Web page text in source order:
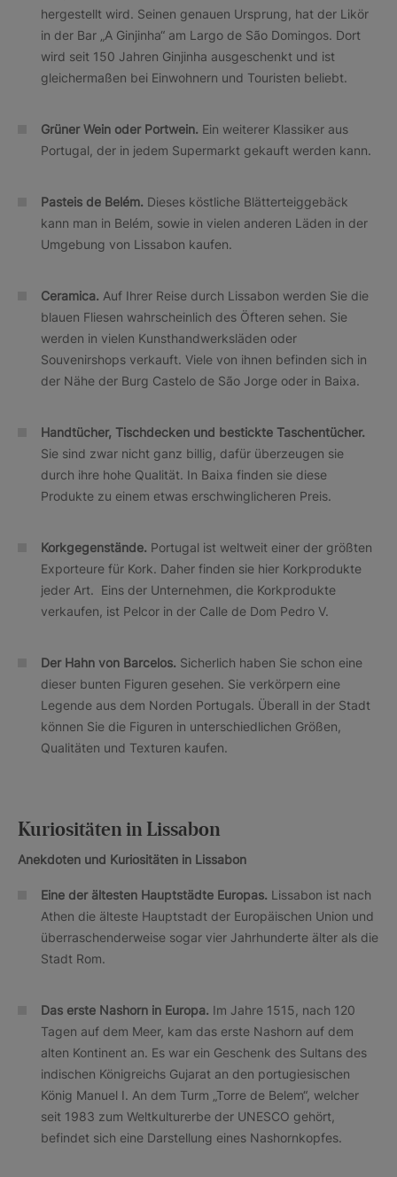
hergestellt wird. Seinen genauen Ursprung, hat der Likör
in der Bar „A Ginjinha“ am Largo de São Domingos. Dort
wird seit 150 Jahren Ginjinha ausgeschenkt und ist
gleichermaßen bei Einwohnern und Touristen beliebt.
Grüner Wein oder Portwein. Ein weiterer Klassiker aus
Portugal, der in jedem Supermarkt gekauft werden kann.
Pasteis de Belém. Dieses köstliche Blätterteiggebäck
kann man in Belém, sowie in vielen anderen Läden in der
Umgebung von Lissabon kaufen.
Ceramica. Auf Ihrer Reise durch Lissabon werden Sie die
blauen Fliesen wahrscheinlich des Öfteren sehen. Sie
werden in vielen Kunsthandwerksläden oder
Souvenirshops verkauft. Viele von ihnen befinden sich in
der Nähe der Burg Castelo de São Jorge oder in Baixa.
Handtücher, Tischdecken und bestickte Taschentücher.
Sie sind zwar nicht ganz billig, dafür überzeugen sie
durch ihre hohe Qualität. In Baixa finden sie diese
Produkte zu einem etwas erschwinglicheren Preis.
Korkgegenstände. Portugal ist weltweit einer der größten
Exporteure für Kork. Daher finden sie hier Korkprodukte
jeder Art. Eins der Unternehmen, die Korkprodukte
verkaufen, ist Pelcor in der Calle de Dom Pedro V.
Der Hahn von Barcelos. Sicherlich haben Sie schon eine
dieser bunten Figuren gesehen. Sie verkörpern eine
Legende aus dem Norden Portugals. Überall in der Stadt
können Sie die Figuren in unterschiedlichen Größen,
Qualitäten und Texturen kaufen.
Kuriositäten in Lissabon
Anekdoten und Kuriositäten in Lissabon
Eine der ältesten Hauptstädte Europas. Lissabon ist nach
Athen die älteste Hauptstadt der Europäischen Union und
überraschenderweise sogar vier Jahrhunderte älter als die
Stadt Rom.
Das erste Nashorn in Europa. Im Jahre 1515, nach 120
Tagen auf dem Meer, kam das erste Nashorn auf dem
alten Kontinent an. Es war ein Geschenk des Sultans des
indischen Königreichs Gujarat an den portugiesischen
König Manuel I. An dem Turm „Torre de Belem“, welcher
seit 1983 zum Weltkulturerbe der UNESCO gehört,
befindet sich eine Darstellung eines Nashornkopfes.